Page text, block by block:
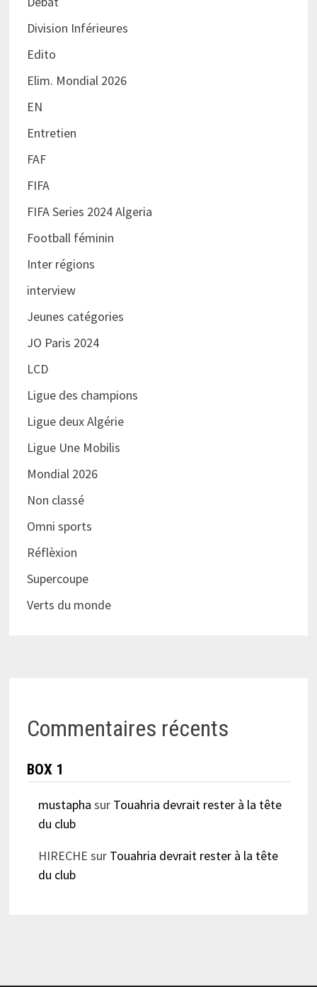
Division Inférieures
Edito
Elim. Mondial 2026
EN
Entretien
FAF
FIFA
FIFA Series 2024 Algeria
Football féminin
Inter régions
interview
Jeunes catégories
JO Paris 2024
LCD
Ligue des champions
Ligue deux Algérie
Ligue Une Mobilis
Mondial 2026
Non classé
Omni sports
Réflèxion
Supercoupe
Verts du monde
Commentaires récents
BOX 1
mustapha sur Touahria devrait rester à la tête
du club
HIRECHE sur Touahria devrait rester à la tête
du club